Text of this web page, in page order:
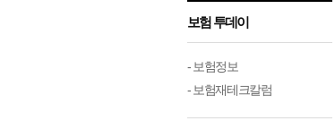
보험 투데이
- 보험정보
- 보험재테크칼럼